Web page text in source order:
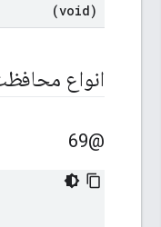
(void)
انواع
@69